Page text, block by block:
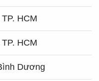
HCM
HCM
Dương